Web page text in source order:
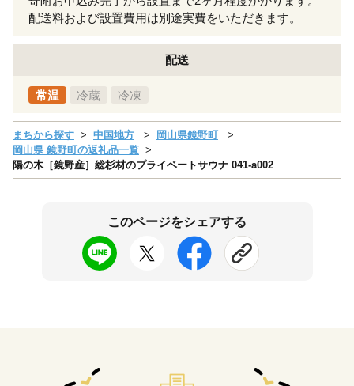
配送料および設置費用は別途実費をいただきます。
配送
常温 冷蔵 冷凍
まちから探す 中国地方
岡山県鏡野町
岡山県 鏡野町の返礼品一覧
陽の木［鏡野産］総杉材のプライベートサウナ 041-a002
このページをシェアする